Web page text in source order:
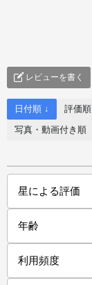
レビューを書く
日付順 ↓ 評価順
写真・動画付き順